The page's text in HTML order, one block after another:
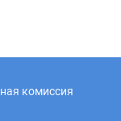
комиссия